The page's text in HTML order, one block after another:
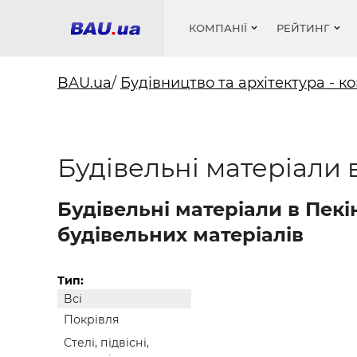
КОМПАНІЇ
Фарби,
РЕЙТИНГ
Медіа
Сипучі
цемент
BAU.ua/ Будівництво та архітектура -
Будівельні матеріали
Будівельні матеріали в
будівельних матеріалів
Тип:
Всі
Покрівля
Стелі, підвісні,